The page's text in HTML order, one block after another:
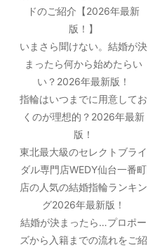
ドのご紹介【2026年最新
版！】
いまさら聞けない。結婚が決
まったら何から始めたらい
い？2026年最新版！
指輪はいつまでに用意してお
くのが理想的？2026年最新
版！
東北最大級のセレクトブライ
ダル専門店WEDY仙台一番町
店の人気の結婚指輪ランキン
グ2026年最新版！
結婚が決まったら…プロポー
ズから入籍までの流れをご紹